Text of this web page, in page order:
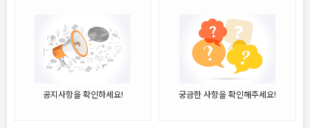
공지사항을 확인하세요! 궁금한 사항을 확인해주세요!